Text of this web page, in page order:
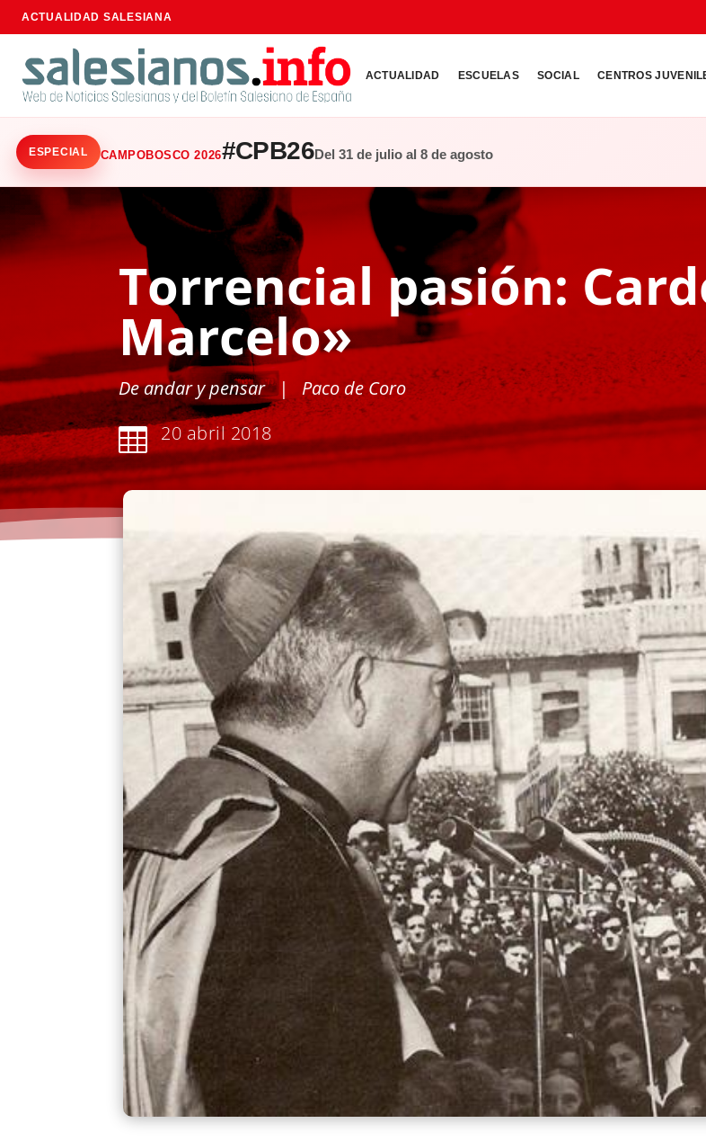
ACTUALIDAD SALESIANA
ACTUALIDAD ESCUELAS SOCIAL CENTROS
ESPECIAL CAMPOBOSCO 2026#CPB26Del 31 de julio al 8 de agosto
Torrencial pasión:
Marcelo»
De andar y pensar| Paco de Coro
 20 abril 2018